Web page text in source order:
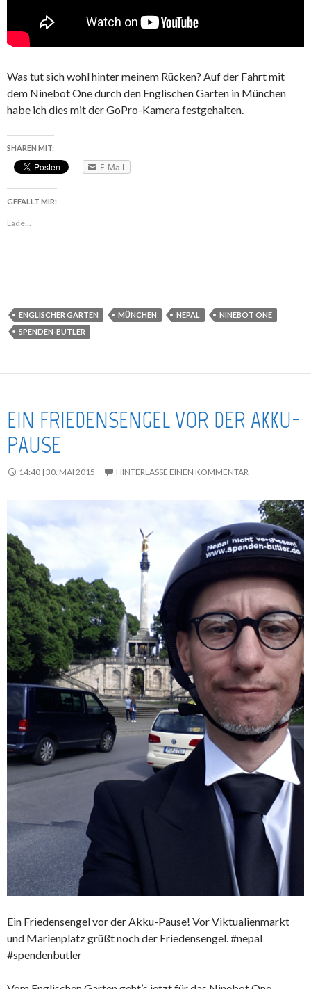
Was tut sich wohl hinter meinem Rücken? Auf der Fahrt mit
dem Ninebot One durch den Englischen Garten in München
habe ich dies mit der GoPro-Kamera festgehalten.
SHAREN MIT:
E-Mail
GEFÄLLT MIR:
Lade...
ENGLISCHER GARTEN MÜNCHEN NEPAL
NINEBOT ONE
SPENDEN-BUTLER
EIN FRIEDENSENGEL VOR DER AKKU-
PAUSE
14:40 | 30. MAI 2015 HINTERLASSE EINEN KOMMENTAR
Ein Friedensengel vor der Akku-Pause! Vor Viktualienmarkt
und Marienplatz grüßt noch der Friedensengel. #nepal
#spendenbutler